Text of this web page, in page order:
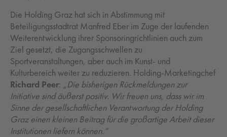
Die Holding Graz hat sich in Abstimmung mit
Beteiligungsstadtrat Manfred Eber im Zuge der laufenden
Weiterentwicklung ihrer Sponsoringrichtlinien auch zum
Ziel gesetzt, die Zugangsschwellen zu
Sportveranstaltungen, aber auch im Kunst- und
Kulturbereich weiter zu reduzieren. Holding-Marketingchef
Richard Peer: „Die bisherigen Rückmeldungen zur
Initiative sind äußerst positiv. Wir freuen uns, dass wir im
Sinne der gesellschaftlichen Verantwortung der Holding
Graz einen kleinen Beitrag für die großartige Arbeit dieser
Institutionen liefern können.“